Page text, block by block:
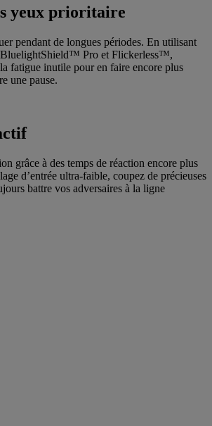
yeux prioritaire
pendant de longues périodes. En utilisant
BluelightShield™ Pro et Flickerless™,
fatigue inutile pour en faire encore plus
une pause.
grâce à des temps de réaction encore plus
d’entrée ultra-faible, coupez de précieuses
battre vos adversaires à la ligne